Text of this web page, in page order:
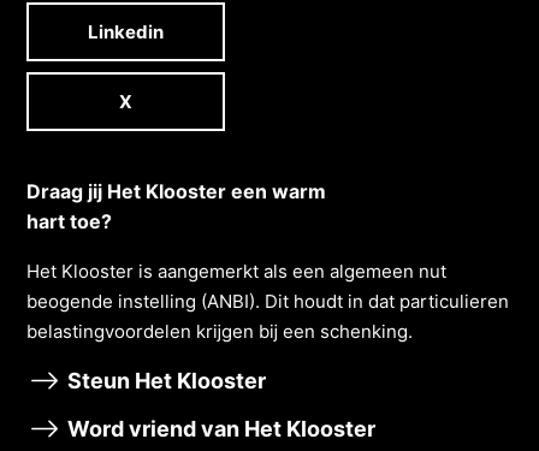
Linkedin
X
Draag jij Het Klooster een warm
hart toe?
Het Klooster is aangemerkt als een algemeen nut
beogende instelling (ANBI). Dit houdt in dat particulieren
belastingvoordelen krĳgen bĳ een schenking.
Steun Het Klooster
Word vriend van Het Klooster